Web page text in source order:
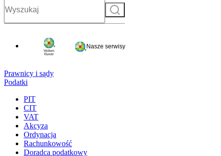
Szukaj
Nasze serwisy
Prawnicy i sądy
Podatki
PIT
CIT
VAT
Akcyza
Ordynacja
Rachunkowość
Doradca podatkowy